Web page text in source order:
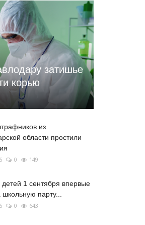
затишье
корью
из
области простили
0 149
детей 1 сентября впервые
школьную парту...
0 643